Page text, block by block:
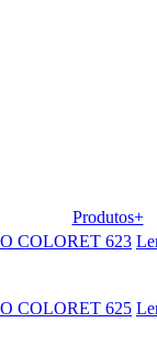
Produtos+
COLORET 623
COLORET 625